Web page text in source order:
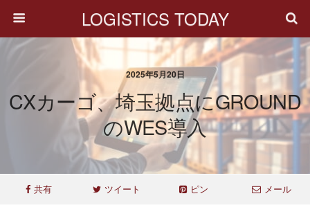
LOGISTICS TODAY
2025年5月20日
CXカーゴ、埼玉拠点にGROUND
のWES導入
共有 ツイート ピン メール